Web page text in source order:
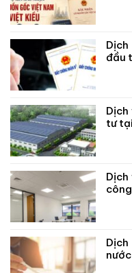
đầu
Dịch
tư